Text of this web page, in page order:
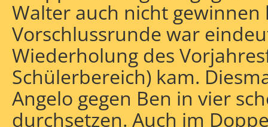
Walter auch nicht gewinnen
Vorschlussrunde war
Wiederholung des
Schülerbereich) kam.
Angelo gegen Ben in vier
durchsetzen. Auch im